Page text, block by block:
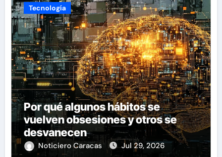
Tecnología
Por qué algunos hábitos se
vuelven obsesiones y otros se
desvanecen
Noticiero Caracas Jul 29, 2026